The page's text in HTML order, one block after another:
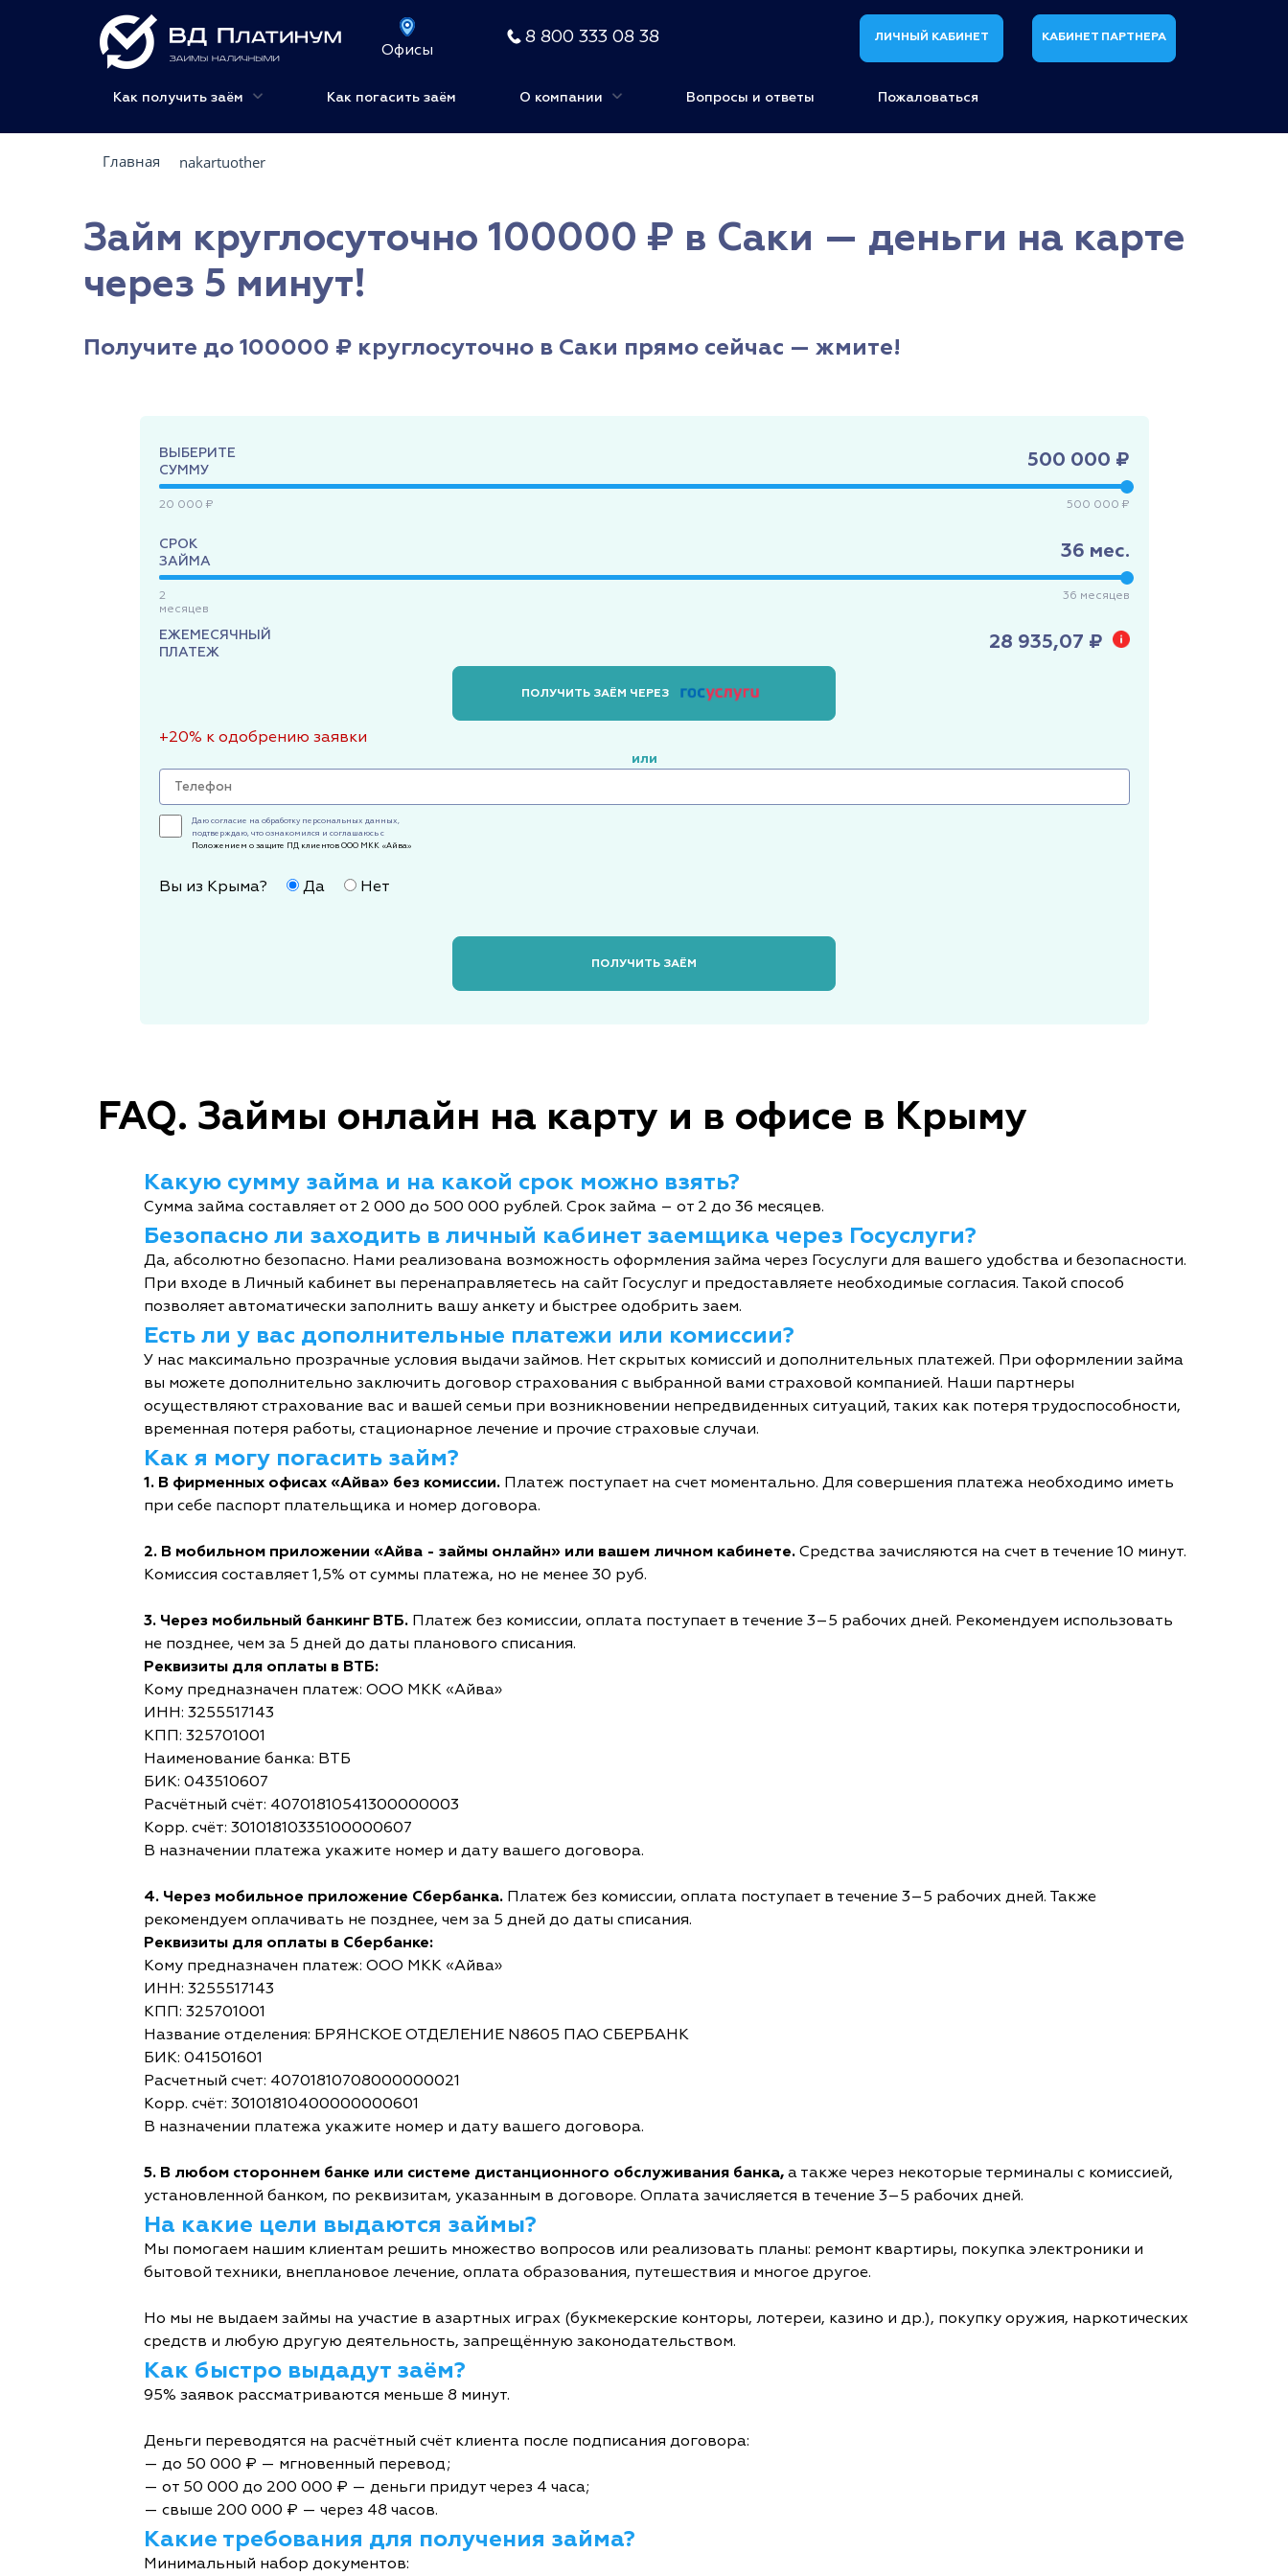
Офисы
8 800 333 08 38 ЛИЧНЫЙ КАБИНЕТ КАБИНЕТ ПАРТНЕРА
Как получить заём Как погасить заём О компании Вопросы и ответы Пожаловаться
Главная nakartuother
Займ круглосуточно 100000 ₽ в Саки — деньги на карте
через 5 минут!
Получите до 100000 ₽ круглосуточно в Саки прямо сейчас — жмите!
ВЫБЕРИТЕ
СУММУ
500 000 ₽
20 000 ₽ 500 000 ₽
СРОК
ЗАЙМА
36 мес.
2
месяцев
36 месяцев
ЕЖЕМЕСЯЧНЫЙ
ПЛАТЕЖ
28 935,07 ₽
ПОЛУЧИТЬ ЗАЁМ ЧЕРЕЗ
+20% к одобрению заявки
или
Даю согласие на обработку персональных данных,
подтверждаю, что ознакомился и соглашаюсь с
Положением о защите ПД клиентов ООО МКК «Айва»
Вы из Крыма? Да Нет
ПОЛУЧИТЬ ЗАЁМ
FAQ. Займы онлайн на карту и в офисе в Крыму
Какую сумму займа и на какой срок можно взять?
Сумма займа составляет от 2 000 до 500 000 рублей. Срок займа – от 2 до 36 месяцев.
Безопасно ли заходить в личный кабинет заемщика через Госуслуги?
Да, абсолютно безопасно. Нами реализована возможность оформления займа через Госуслуги для вашего удобства и безопасности.
При входе в Личный кабинет вы перенаправляетесь на сайт Госуслуг и предоставляете необходимые согласия. Такой способ
позволяет автоматически заполнить вашу анкету и быстрее одобрить заем.
Есть ли у вас дополнительные платежи или комиссии?
У нас максимально прозрачные условия выдачи займов. Нет скрытых комиссий и дополнительных платежей. При оформлении займа
вы можете дополнительно заключить договор страхования с выбранной вами страховой компанией. Наши партнеры
осуществляют страхование вас и вашей семьи при возникновении непредвиденных ситуаций, таких как потеря трудоспособности,
временная потеря работы, стационарное лечение и прочие страховые случаи.
Как я могу погасить займ?
1. В фирменных офисах «Айва» без комиссии. Платеж поступает на счет моментально. Для совершения платежа необходимо иметь
при себе паспорт плательщика и номер договора.
2. В мобильном приложении «Айва - займы онлайн» или вашем личном кабинете. Средства зачисляются на счет в течение 10 минут.
Комиссия составляет 1,5% от суммы платежа, но не менее 30 руб.
3. Через мобильный банкинг ВТБ. Платеж без комиссии, оплата поступает в течение 3–5 рабочих дней. Рекомендуем использовать
не позднее, чем за 5 дней до даты планового списания.
Реквизиты для оплаты в ВТБ:
Кому предназначен платеж: ООО МКК «Айва»
ИНН: 3255517143
КПП: 325701001
Наименование банка: ВТБ
БИК: 043510607
Расчётный счёт: 40701810541300000003
Корр. счёт: 30101810335100000607
В назначении платежа укажите номер и дату вашего договора.
4. Через мобильное приложение Сбербанка. Платеж без комиссии, оплата поступает в течение 3–5 рабочих дней. Также
рекомендуем оплачивать не позднее, чем за 5 дней до даты списания.
Реквизиты для оплаты в Сбербанке:
Кому предназначен платеж: ООО МКК «Айва»
ИНН: 3255517143
КПП: 325701001
Название отделения: БРЯНСКОЕ ОТДЕЛЕНИЕ N8605 ПАО СБЕРБАНК
БИК: 041501601
Расчетный счет: 40701810708000000021
Корр. счёт: 30101810400000000601
В назначении платежа укажите номер и дату вашего договора.
5. В любом стороннем банке или системе дистанционного обслуживания банка, а также через некоторые терминалы с комиссией,
установленной банком, по реквизитам, указанным в договоре. Оплата зачисляется в течение 3–5 рабочих дней.
На какие цели выдаются займы?
Мы помогаем нашим клиентам решить множество вопросов или реализовать планы: ремонт квартиры, покупка электроники и
бытовой техники, внеплановое лечение, оплата образования, путешествия и многое другое.
Но мы не выдаем займы на участие в азартных играх (букмекерские конторы, лотереи, казино и др.), покупку оружия, наркотических
средств и любую другую деятельность, запрещённую законодательством.
Как быстро выдадут заём?
95% заявок рассматриваются меньше 8 минут.
Деньги переводятся на расчётный счёт клиента после подписания договора:
— до 50 000 ₽ — мгновенный перевод;
— от 50 000 до 200 000 ₽ — деньги придут через 4 часа;
— свыше 200 000 ₽ — через 48 часов.
Какие требования для получения займа?
Минимальный набор документов: